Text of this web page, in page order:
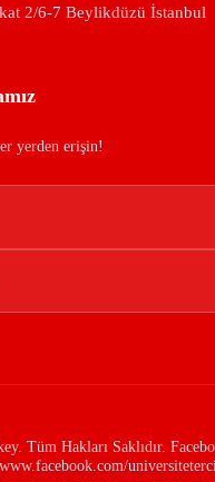
2/6-7 Beylikdüzü İstanbul
yerden erişin!
Tüm Hakları Saklıdır.